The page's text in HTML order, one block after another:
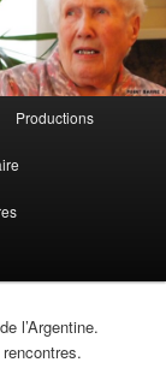
Productions
l’Argentine.